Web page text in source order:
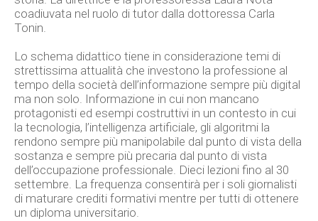
coadiuvata nel ruolo di tutor dalla dottoressa Carla
Tonin.
Lo schema didattico tiene in considerazione temi di
strettissima attualità che investono la professione al
tempo della società dell’informazione sempre più digital
ma non solo. Informazione in cui non mancano
protagonisti ed esempi costruttivi in un contesto in cui
la tecnologia, l’intelligenza artificiale, gli algoritmi la
rendono sempre più manipolabile dal punto di vista della
sostanza e sempre più precaria dal punto di vista
dell’occupazione professionale. Dieci lezioni fino al 30
settembre. La frequenza consentirà per i soli giornalisti
di maturare crediti formativi mentre per tutti di ottenere
un diploma universitario.